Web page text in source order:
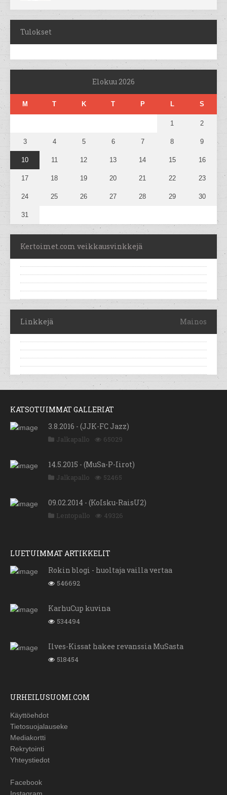
Tulokset
Elokuu 2026
M T K T P L S
1 2
3 4 5 6 7 8 9
10 11 12 13 14 15 16
17 18 19 20 21 22 23
24 25 26 27 28 29 30
31
Kertoimet.com veikkausvinkkejä
Linkkejä Mainos
KATSOTUIMMAT GALLERIAT
3.8.2016 - (JJK-FC Jazz)
Jalkapallo 65029
14.5.2015 - (MuSa-P-Iirot)
Jalkapallo 52465
09.02.2014 - (KoIsku-RaisU2)
Lentopallo 49326
LUETUIMMAT ARTIKKELIT
Rokin blogi - huoltaja vailla vertaa
546692
KarhuCup kuvina
534494
Ilves-Kissat hakee revanssia MuSasta
518454
URHEILUSUOMI.COM
Käyttöehdot
Tietosuojalauseke
Mediakortti
Rekrytointi
Yhteystiedot
Facebook